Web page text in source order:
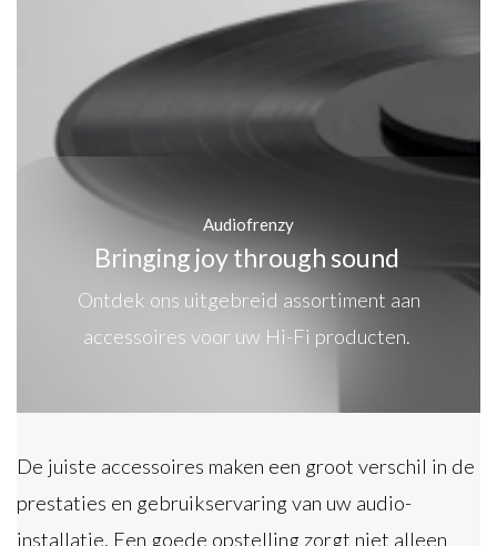
Audiofrenzy
Bringing joy through sound
Ontdek ons uitgebreid assortiment aan
accessoires voor uw Hi-Fi producten.
De juiste accessoires maken een groot verschil in de
prestaties en gebruikservaring van uw audio-
installatie. Een goede opstelling zorgt niet alleen